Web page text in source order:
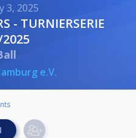
3, 2025
e.V.